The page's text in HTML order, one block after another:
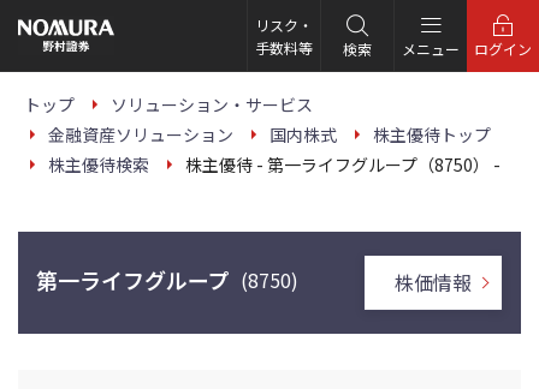
の
ー
リスク・
手数料等
検索 メニュー ログイン
トップ
ソリューション・サービス
金融資産ソリューション
国内株式
株主優待トップ
株主優待検索
株主優待 - 第一ライフグループ（8750） -
第一ライフグループ (8750) 株価情報